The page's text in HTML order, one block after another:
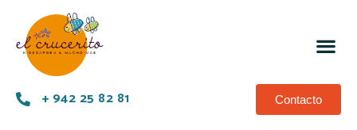
+ 942 25 82 81 Contacto